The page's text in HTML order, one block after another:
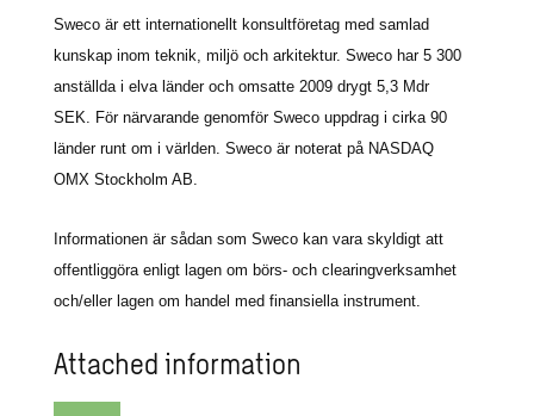
Sweco är ett internationellt konsultföretag med samlad
kunskap inom teknik, miljö och arkitektur. Sweco har 5 300
anställda i elva länder och omsatte 2009 drygt 5,3 Mdr
SEK. För närvarande genomför Sweco uppdrag i cirka 90
länder runt om i världen. Sweco är noterat på NASDAQ
OMX Stockholm AB.
Informationen är sådan som Sweco kan vara skyldigt att
offentliggöra enligt lagen om börs- och clearingverksamhet
och/eller lagen om handel med finansiella instrument.
Attached information